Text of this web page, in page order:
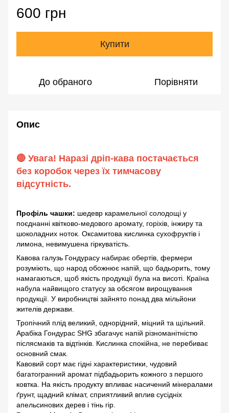
600 грн
Купити
До обраного Порівняти
Опис
🔴 Увага! Наразі дріп-кава постачається
без коробок через їх тимчасову
відсутність.
Профіль чашки: шедевр карамельної солодощі у
поєднанні квітково-медового аромату, горіхів, інжиру та
шоколадних ноток. Оксамитова кислинка сухофруктів і
лимона, невимушена гіркуватість.
Кавова галузь Гондурасу набирає обертів, фермери
розуміють, що народ обожнює напій, що бадьорить, тому
намагаються, щоб якість продукції була на висоті. Країна
набула найвищого статусу за обсягом вирощування
продукції. У виробництві зайнято понад два мільйони
жителів держави.
Тропічний плід великий, однорідний, міцний та щільний.
Арабіка Гондурас SHG збагачує напій різноманітністю
післясмаків та відтінків. Кислинка спокійна, не перебиває
основний смак.
Кавовий сорт має гідні характеристики, чудовий
багатогранний аромат підбадьорить кожного з першого
ковтка. На якість продукту впливає насичений мінералами
ґрунт, щадний клімат, сприятливий вплив сусідніх
апельсинових дерев і тінь гір.